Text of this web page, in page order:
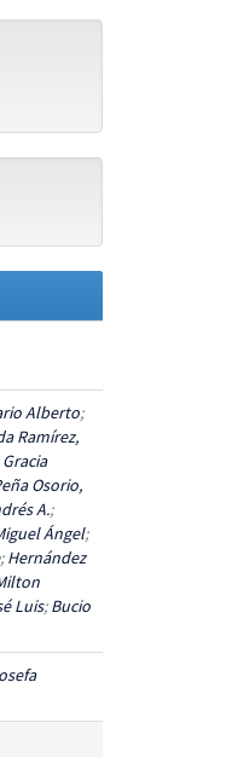
Alberto;
Ramírez,
Gracia
Osorio,
A.;
Ángel;
;Hernández
Luis;Bucio